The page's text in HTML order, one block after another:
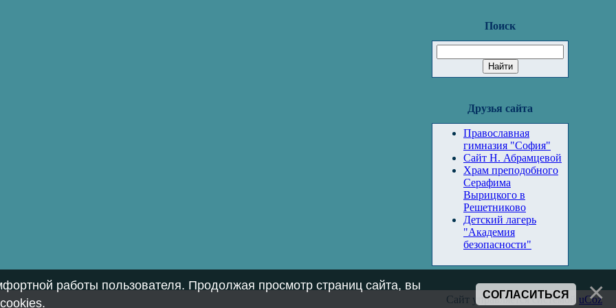
Поиск
Друзья сайта
Православная
гимназия "София"
Сайт Н. Абрамцевой
Храм преподобного
Серафима
Вырицкого в
Решетниково
Детский лагерь
"Академия
безопасности"
Сайт управляется системой uCoz
работы пользователя. Продолжая просмотр страниц сайта, вы
.
СОГЛАСИТЬСЯ